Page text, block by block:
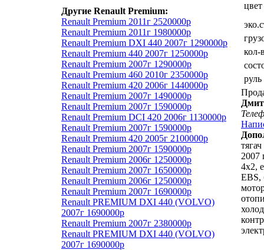
Другие Renault Premium:
Renault Premium 2011г 2520000р
Renault Premium 2011г 1980000р
Renault Premium DXI 440 2007г 1290000р
Renault Premium 440 2007г 1250000р
Renault Premium 2007г 1290000р
Renault Premium 460 2010г 2350000р
Renault Premium 420 2006г 1440000р
Renault Premium 2007г 1490000р
Renault Premium 2007г 1590000р
Renault Premium DCI 420 2006г 1130000р
Renault Premium 2007г 1590000р
Renault Premium 420 2005г 2100000р
Renault Premium 2007г 1590000р
Renault Premium 2006г 1250000р
Renault Premium 2007г 1650000р
Renault Premium 2006г 1250000р
Renault Premium 2007г 1690000р
Renault PREMIUM DXI 440 (VOLVO)
2007г 1690000р
Renault Premium 2007г 2380000р
Renault PREMIUM DXI 440 (VOLVO)
2007г 1690000р
цвет
кол-
руль
2007
4х2,
EBS,